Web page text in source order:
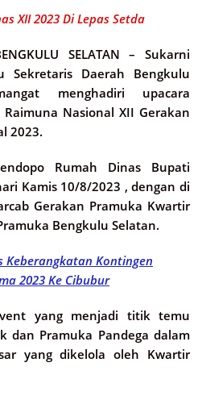
XII 2023 Di Lepas Setda
SELATAN – Sukarni
Sekretaris Daerah Bengkulu
menghadiri upacara
Nasional XII Gerakan
2023.
Rumah Dinas Bupati
Kamis 10/8/2023 , dengan di
Gerakan Pramuka Kwartir
Bengkulu Selatan.
Keberangkatan Kontingen
2023 Ke Cibubur
yang menjadi titik temu
dan Pramuka Pandega dalam
yang dikelola oleh Kwartir